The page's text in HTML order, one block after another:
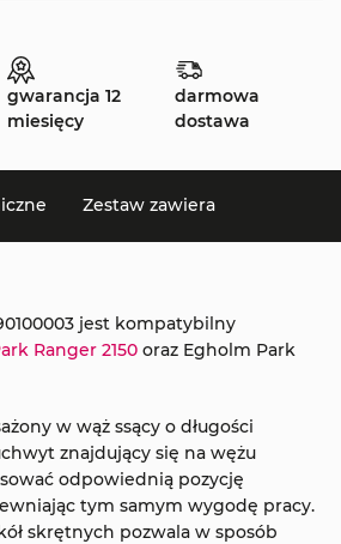
gwarancja 12
miesięcy
darmowa
dostawa
Zestaw zawiera
jest kompatybilny
Ranger 2150 oraz Egholm Park
w wąż ssący o długości
znajdujący się na wężu
odpowiednią pozycję
tym samym wygodę pracy.
skrętnych pozwala w sposób